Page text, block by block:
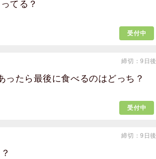
てる？
受付中
たら最後に食べるのはどっち？
締切：9日後
受付中
締切：9日後